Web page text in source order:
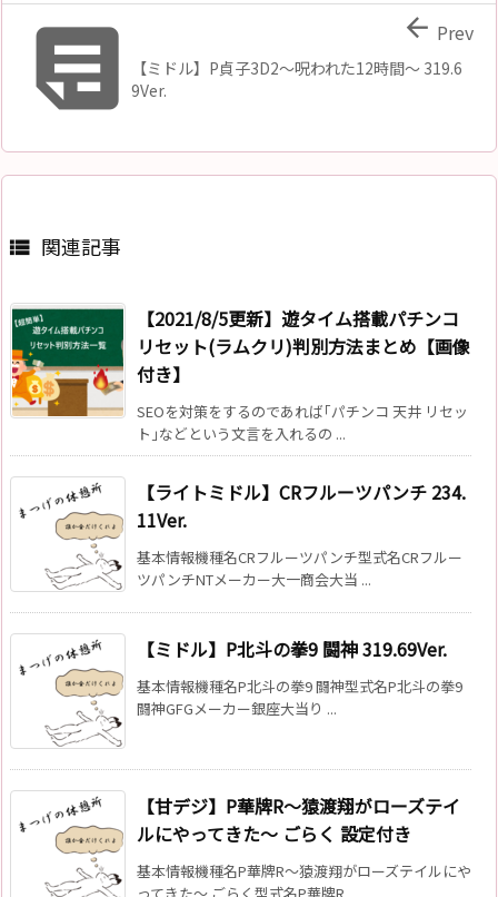
 【ミドル】P貞子3D2〜呪われた12時間〜 319.6
9Ver.
 Prev
 関連記事
【2021/8/5更新】遊タイム搭載パチンコ
リセット(ラムクリ)判別方法まとめ【画像
付き】
SEOを対策をするのであれば｢パチンコ 天井 リセッ
ト｣などという文言を入れるの ...
【ライトミドル】CRフルーツパンチ 234.
11Ver.
基本情報機種名CRフルーツパンチ型式名CRフルー
ツパンチNTメーカー大一商会大当 ...
【ミドル】P北斗の拳9 闘神 319.69Ver.
基本情報機種名P北斗の拳9 闘神型式名P北斗の拳9
闘神GFGメーカー銀座大当り ...
【甘デジ】P華牌R～猿渡翔がローズテイ
ルにやってきた～ ごらく 設定付き
基本情報機種名P華牌R～猿渡翔がローズテイルにや
ってきた～ ごらく型式名P華牌R ...